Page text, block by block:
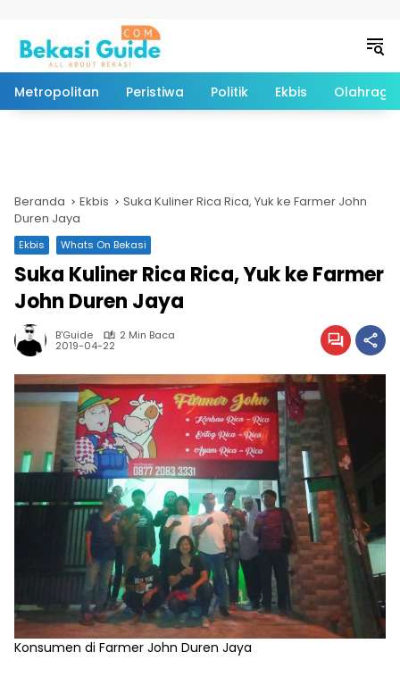
Metropolitan Peristiwa Politik Ekbis Olahraga
Beranda Ekbis
Suka Kuliner Rica Rica, Yuk ke Farmer John
Duren Jaya
Ekbis Whats On Bekasi
Suka Kuliner Rica Rica, Yuk ke Farmer
John Duren Jaya
B'Guide 2 Min Baca
2019-04-22
Konsumen di Farmer John Duren Jaya